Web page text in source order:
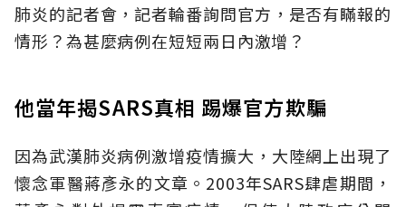
肺炎的記者會，記者輪番詢問官方，是否有瞞報的
情形？為甚麼病例在短短兩日內激增？
他當年揭SARS真相 踢爆官方欺騙
因為武漢肺炎病例激增疫情擴大，大陸網上出現了
懷念軍醫蔣彥永的文章。2003年SARS肆虐期間，